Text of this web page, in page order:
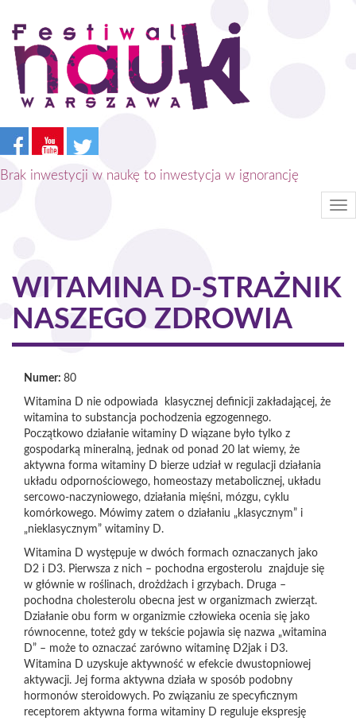
Przejdź
treści
Brak inwestycji w naukę to inwestycja w ignorancję
WITAMINA D-STRAŻNIK
NASZEGO ZDROWIA
Numer: 80
Witamina D nie odpowiada klasycznej definicji zakładającej, że
witamina to substancja pochodzenia egzogennego.
Początkowo działanie witaminy D wiązane było tylko z
gospodarką mineralną, jednak od ponad 20 lat wiemy, że
aktywna forma witaminy D bierze udział w regulacji działania
układu odpornościowego, homeostazy metabolicznej, układu
sercowo-naczyniowego, działania mięśni, mózgu, cyklu
komórkowego. Mówimy zatem o działaniu „klasycznym” i
„nieklasycznym” witaminy D.
Witamina D występuje w dwóch formach oznaczanych jako
D2 i D3. Pierwsza z nich – pochodna ergosterolu znajduje się
w głównie w roślinach, drożdżach i grzybach. Druga –
pochodna cholesterolu obecna jest w organizmach zwierząt.
Działanie obu form w organizmie człowieka ocenia się jako
równocenne, toteż gdy w tekście pojawia się nazwa „witamina
D” – może to oznaczać zarówno witaminę D2jak i D3.
Witamina D uzyskuje aktywność w efekcie dwustopniowej
aktywacji. Jej forma aktywna działa w sposób podobny
hormonów steroidowych. Po związaniu ze specyficznym
receptorem aktywna forma witaminy D reguluje ekspresję